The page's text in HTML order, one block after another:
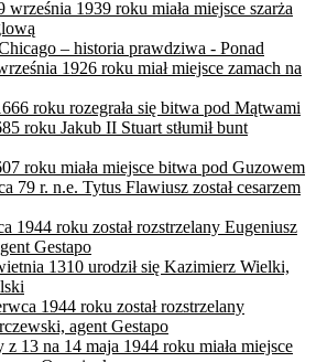
września 1939 roku miała miejsce szarża
– historia prawdziwa - Ponad
1926 roku miał miejsce zamach na
roku rozegrała się bitwa pod Mątwami
roku Jakub II Stuart stłumił bunt
roku miała miejsce bitwa pod Guzowem
79 r. n.e. Tytus Flawiusz został cesarzem
1944 roku został rozstrzelany Eugeniusz
Gestapo
1310 urodził się Kazimierz Wielki,
1944 roku został rozstrzelany
agent Gestapo
z 13 na 14 maja 1944 roku miała miejsce